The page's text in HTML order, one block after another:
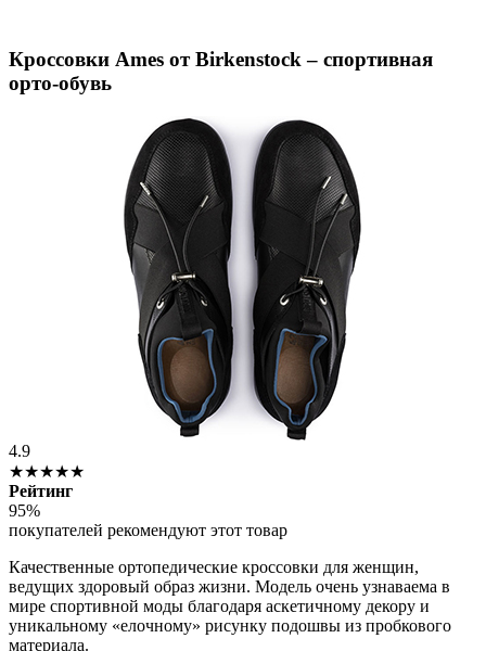
Кроссовки Ames от Birkenstock – спортивная
орто-обувь
4.9
★★★★★
Рейтинг
95%
покупателей рекомендуют этот товар
Качественные ортопедические кроссовки для женщин,
ведущих здоровый образ жизни. Модель очень узнаваема в
мире спортивной моды благодаря аскетичному декору и
уникальному «елочному» рисунку подошвы из пробкового
материала.